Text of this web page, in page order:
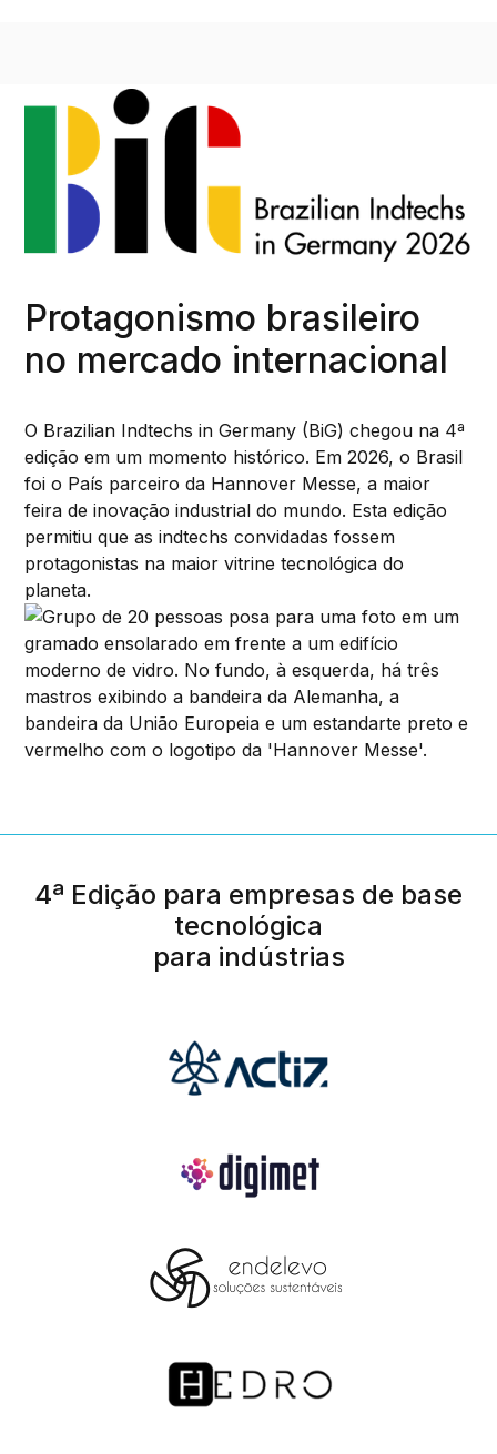
Protagonismo brasileiro
no mercado internacional
O Brazilian Indtechs in Germany (BiG) chegou na 4ª
edição em um momento histórico. Em 2026, o Brasil
foi o País parceiro da Hannover Messe, a maior
feira de inovação industrial do mundo. Esta edição
permitiu que as indtechs convidadas fossem
protagonistas na maior vitrine tecnológica do
planeta.
4ª Edição para empresas de base
tecnológica
para indústrias